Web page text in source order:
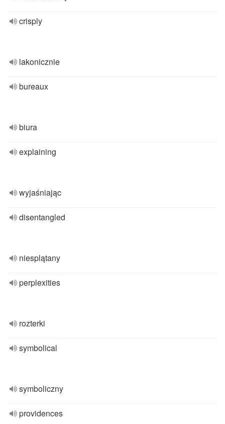
crisply
lakonicznie
bureaux
biura
explaining
wyjaśniając
disentangled
niesplątany
perplexities
rozterki
symbolical
symboliczny
providences